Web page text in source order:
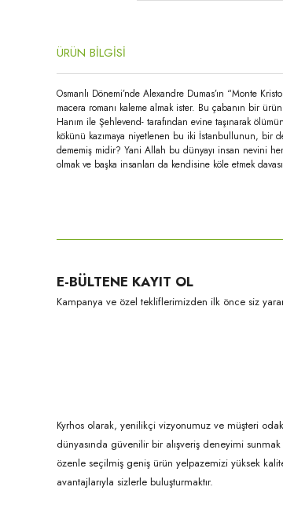
ÜRÜN BİLGİSİ
Osmanlı Dönemi’nde Alexandre Dumas’ın “Monte
macera romanı kaleme almak ister. Bu çabanın bir
Hanım ile Şehlevend- tarafından evine taşınarak
kökünü kazımaya niyetlenen bu iki İstanbullunun, bir
dememiş midir? Yani Allah bu dünyayı insan nevini
olmak ve başka insanları da kendisine köle etmek
Ürün açıklamasında eksik bilgiler bulunuyor.
Ürün bilgilerinde hatalar bulunuyor.
E-BÜLTENE KAYIT OL
Kampanya ve özel tekliflerimizden ilk önce siz
Kyrhos olarak, yenilikçi vizyonumuz ve müşteri
dünyasında güvenilir bir alışveriş deneyimi
özenle seçilmiş geniş ürün yelpazemizi yüksek
avantajlarıyla sizlerle buluşturmaktır.